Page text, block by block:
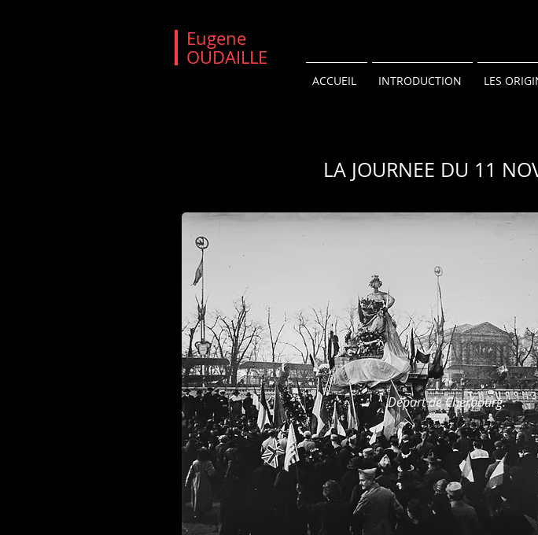
Eugene
OUDAILLE
ACCUEIL INTRODUCTION LES
LA JOURNEE DU 11
Départ de Cherbourg.